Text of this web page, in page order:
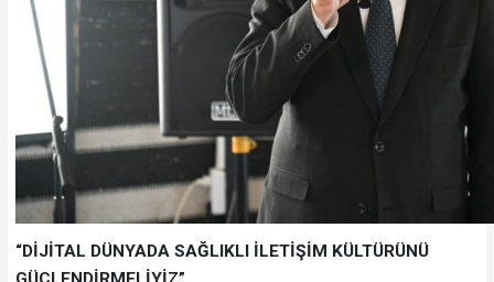
“DİJİTAL DÜNYADA SAĞLIKLI İLETİŞİM KÜLTÜRÜNÜ